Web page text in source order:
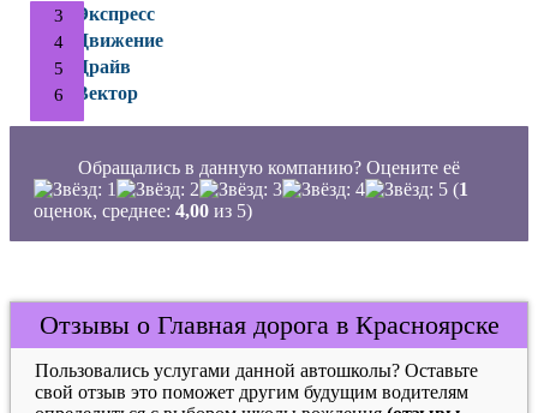
Экспресс
Движение
Драйв
Вектор
Обращались в данную компанию? Оцените её
(1
оценок, среднее: 4,00 из 5)
Отзывы о Главная дорога в Красноярске
Пользовались услугами данной автошколы? Оставьте
свой отзыв это поможет другим будущим водителям